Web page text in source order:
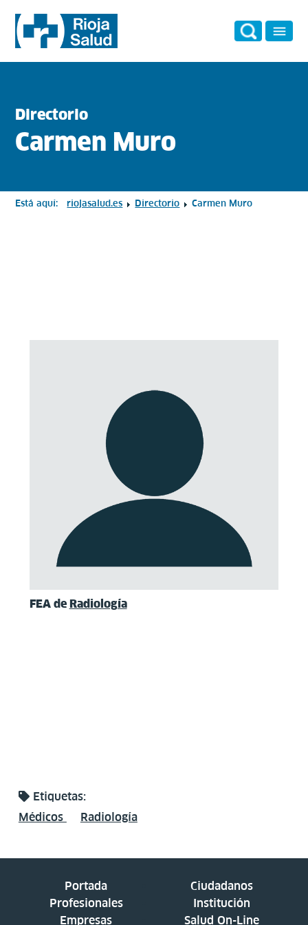
Directorio
Carmen Muro
Está aquí: riojasalud.es Directorio Carmen Muro
FEA de Radiología
Etiquetas:
Médicos
Radiología
Portada
Ciudadanos
Profesionales
Institución
Empresas
Salud On-Line